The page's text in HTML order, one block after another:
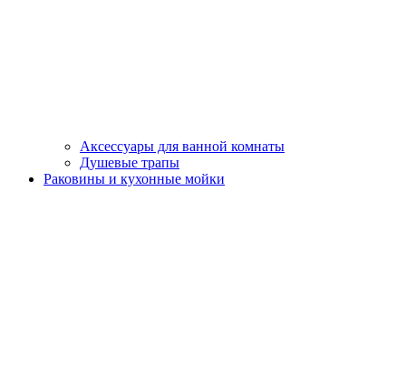
Аксессуары для ванной комнаты
Душевые трапы
Раковины и кухонные мойки